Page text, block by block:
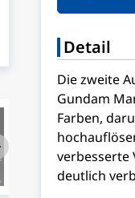
Detail
Die zweite
Gundam
Farben,
verbesserte
deutlich